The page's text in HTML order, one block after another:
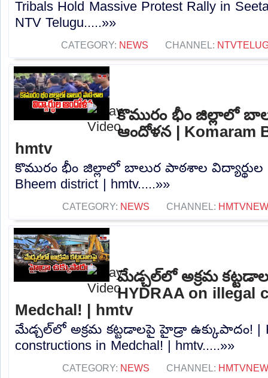
Tribals Hold Massive Protest Rally in
NTV Telugu.....»»
CATEGORY: NEWS CHANNEL:
కొమురం భీం జిల్లాలో
ఆందోళన | Komaram
hmtv
కొమురం భీం జిల్లాలో బాలుర పాఠశాల విద్యార్థుల
Bheem district | hmtv.....»»
CATEGORY: NEWS CHANNEL:
మేడ్చల్‌లో అక్రమ
HYDRAA on illegal
Medchal! | hmtv
మేడ్చల్‌లో అక్రమ కట్టడాలపై హైడ్రా ఉక్కుపాదం! |
constructions in Medchal! | hmtv.....»»
CATEGORY: NEWS CHANNEL: